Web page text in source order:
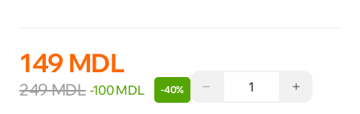
149 MDL
249 MDL -100 MDL -40% − +